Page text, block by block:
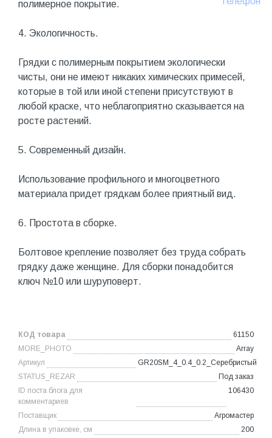
полимерное покрытие.
4. Экологичность.
Грядки с полимерным покрытием экологически
чисты, они не имеют никаких химических примесей,
которые в той или иной степени присутствуют в
любой краске, что неблагоприятно сказывается на
росте растений.
5. Современный дизайн.
Использование профильного и многоцветного
материала придет грядкам более приятный вид.
6. Простота в сборке.
Болтовое крепление позволяет без труда собрать
грядку даже женщине. Для сборки понадобится
ключ №10 или шуруповерт.
КОД товара
61150
MORE_PHOTO
Array
Артикул
GR20SM_4_0.4_0.2_Серебристый
STATUS_REZAR
Под заказ
ID поста блога для
комментариев
106430
Поставщик
Агромастер
Длина в упаковке, см
200